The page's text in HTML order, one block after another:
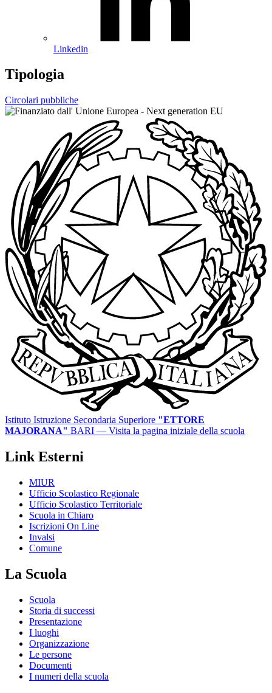
Linkedin
Tipologia
Circolari pubbliche
Istituto Istruzione Secondaria Superiore "ETTORE
MAJORANA" BARI — Visita la pagina iniziale della scuola
Link Esterni
MIUR
Ufficio Scolastico Regionale
Ufficio Scolastico Territoriale
Scuola in Chiaro
Iscrizioni On Line
Invalsi
Comune
La Scuola
Scuola
Storia di successi
Presentazione
I luoghi
Organizzazione
Le persone
Documenti
I numeri della scuola